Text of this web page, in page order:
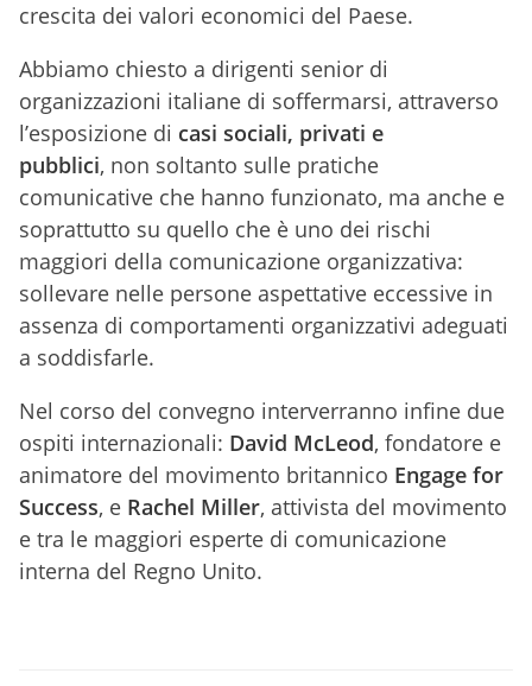
crescita dei valori economici del Paese.
Abbiamo chiesto a dirigenti senior di
organizzazioni italiane di soffermarsi, attraverso
l’esposizione di casi sociali, privati e
pubblici, non soltanto sulle pratiche
comunicative che hanno funzionato, ma anche e
soprattutto su quello che è uno dei rischi
maggiori della comunicazione organizzativa:
sollevare nelle persone aspettative eccessive in
assenza di comportamenti organizzativi adeguati
a soddisfarle.
Nel corso del convegno interverranno infine due
ospiti internazionali: David McLeod, fondatore e
animatore del movimento britannico Engage for
Success, e Rachel Miller, attivista del movimento
e tra le maggiori esperte di comunicazione
interna del Regno Unito.